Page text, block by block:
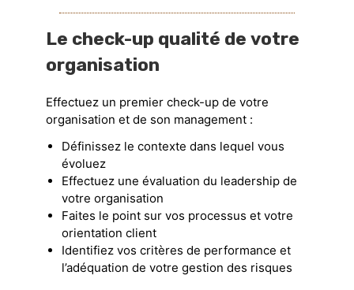
Le check-up qualité de votre
organisation
Effectuez un premier check-up de votre
organisation et de son management :
Définissez le contexte dans lequel vous
évoluez
Effectuez une évaluation du leadership de
votre organisation
Faites le point sur vos processus et votre
orientation client
Identifiez vos critères de performance et
l’adéquation de votre gestion des risques